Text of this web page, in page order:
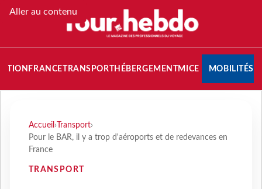
Aller au contenu
FRANCETRANSPORT HÉBERGEMENTMICE MOBILITÉS
Accueil › Transport›
Pour le BAR, il y a trop d'aéroports et de redevances en
France
TRANSPORT